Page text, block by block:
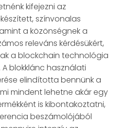
kifejezni az
színvonalas
a közönségnek a
releváns kérdésükért,
a blockchain technológia
blokklánc használati
elindította bennünk a
mindent lehetne akár egy
is kibontakoztatni,
beszámolójából